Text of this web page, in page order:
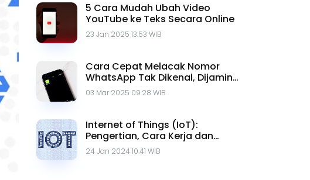
5 Cara Mudah Ubah Video
YouTube ke Teks Secara Online
23 Jan 2025 13.53 WIB
Cara Cepat Melacak Nomor
WhatsApp Tak Dikenal, Dijamin
Ampuh!
03 Mar 2025 09.28 WIB
Internet of Things (IoT):
Pengertian, Cara Kerja dan
Contohnya
24 Jan 2024 10.41 WIB